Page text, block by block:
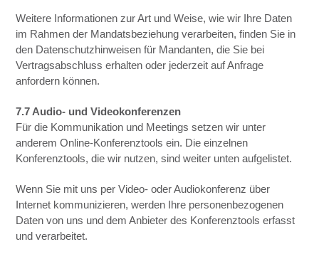
Weitere Informationen zur Art und Weise, wie wir Ihre Daten
im Rahmen der Mandatsbeziehung verarbeiten, finden Sie in
den Datenschutzhinweisen für Mandanten, die Sie bei
Vertragsabschluss erhalten oder jederzeit auf Anfrage
anfordern können.
7.7 Audio- und Videokonferenzen
Für die Kommunikation und Meetings setzen wir unter
anderem Online-Konferenztools ein. Die einzelnen
Konferenztools, die wir nutzen, sind weiter unten aufgelistet.
Wenn Sie mit uns per Video- oder Audiokonferenz über
Internet kommunizieren, werden Ihre personenbezogenen
Daten von uns und dem Anbieter des Konferenztools erfasst
und verarbeitet.